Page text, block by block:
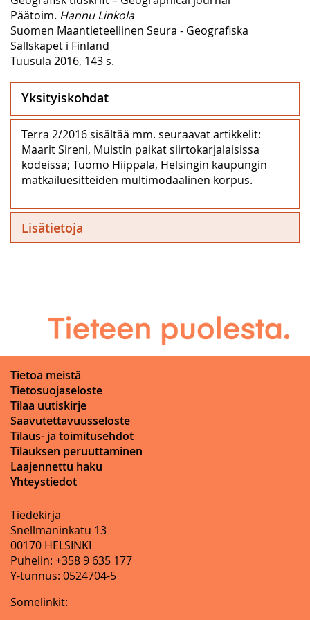
Päätoim. Hannu Linkola
Suomen Maantieteellinen Seura - Geografiska
Sällskapet i Finland
Tuusula 2016, 143 s.
Yksityiskohdat
Terra 2/2016 sisältää mm. seuraavat artikkelit:
Maarit Sireni, Muistin paikat siirtokarjalaisissa
kodeissa; Tuomo Hiippala, Helsingin kaupungin
matkailuesitteiden multimodaalinen korpus.
Lisätietoja
Tietoa meistä
Tietosuojaseloste
Tilaa uutiskirje
Saavutettavuusseloste
Tilaus- ja toimitusehdot
Tilauksen peruuttaminen
Laajennettu haku
Yhteystiedot
Tiedekirja
Snellmaninkatu 13
00170 HELSINKI
Puhelin: +358 9 635 177
Y-tunnus: 0524704-5
Somelinkit: